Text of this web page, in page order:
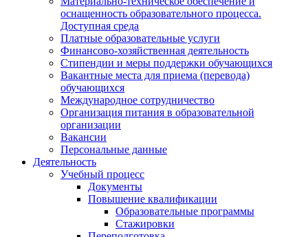
оснащенность образовательного процесса.
Доступная среда
Платные образовательные услуги
Финансово-хозяйственная деятельность
Стипендии и меры поддержки обучающихся
Вакантные места для приема (перевода)
обучающихся
Международное сотрудничество
Организация питания в образовательной
организации
Вакансии
Персональные данные
Деятельность
Учебный процесс
Документы
Повышение квалификации
Образовательные программы
Стажировки